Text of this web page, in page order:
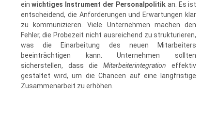
einwichtiges Instrument der Personalpolitikan. Es ist
entscheidend, die Anforderungen und Erwartungen klar
zu kommunizieren. Viele Unternehmen machen den
Fehler, die Probezeit nicht ausreichend zu strukturieren,
was die Einarbeitung des neuen Mitarbeiters
beeinträchtigen kann. Unternehmen sollten
sicherstellen, dass dieMitarbeiterintegration effektiv
gestaltet wird, um die Chancen auf eine langfristige
Zusammenarbeit zu erhöhen.